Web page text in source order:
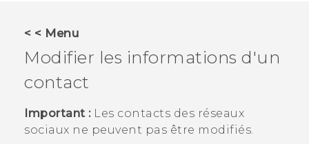
VIVERSE
ASSISTANCE
Appareils HTC & Accessoires
< < Menu
Modifier les informations d'un
contact
Important :Les contacts des réseaux
sociaux ne peuvent pas être modifiés.